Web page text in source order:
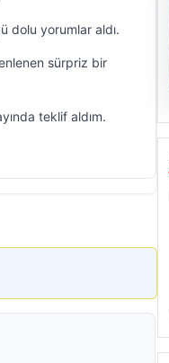
dolu yorumlar aldı.
sürpriz bir
teklif aldım.